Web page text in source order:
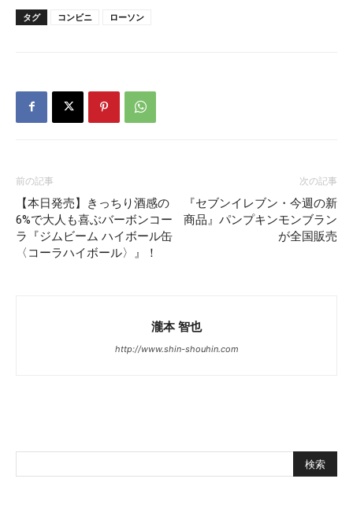
タグ コンビニ ローソン
前の記事
【本日発売】きっちり酒感の
6%で大人も喜ぶバーボンコー
ラ『ジムビーム ハイボール缶
〈コーラハイボール〉』！
次の記事
『セブンイレブン・今週の新
商品』パンプキンモンブラン
が全国販売
瀧本 智也
http://www.shin-shouhin.com